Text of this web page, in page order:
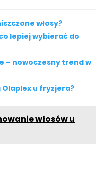
włosy?
lepiej wybierać do
– nowoczesny trend w
Olaplex u fryzjera?
włosów u